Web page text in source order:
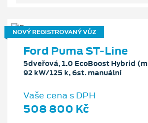
NOVÝ REGISTROVANÝ VŮZ
Ford Puma ST-Line
5dveřová, 1.0 EcoBoost Hybrid
92 kW/125 k, 6st. manuální
Vaše cena s DPH
508 800 Kč